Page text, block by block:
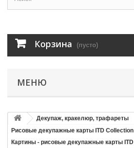
Корзина (пусто)
МЕНЮ
Декупаж, кракелюр, трафареты
Рисовые декупажные карты ITD Collection
Картины - рисовые декупажные карты ITD